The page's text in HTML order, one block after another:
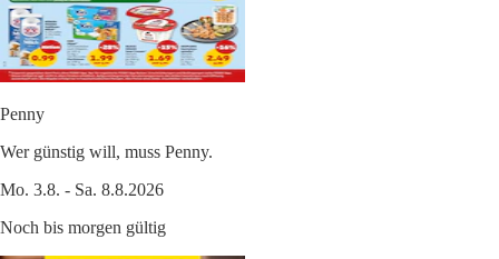
Penny
Wer günstig will, muss Penny.
Mo. 3.8. - Sa. 8.8.2026
Noch bis morgen gültig